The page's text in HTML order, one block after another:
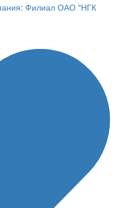
Филиал ОАО "НГК